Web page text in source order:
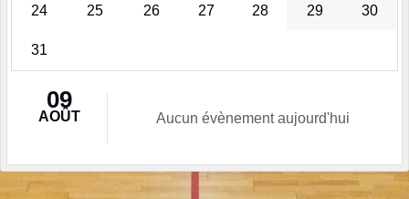
24 25 26 27 28 29 30
31
09
AOÛT Aucun évènement aujourd'hui